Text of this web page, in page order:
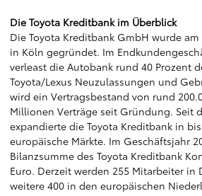
Die Toyota Kreditbank im Überblick
Die Toyota Kreditbank GmbH wurde am
in Köln gegründet. Im
verleast die Autobank rund 40 Prozent
Toyota/Lexus Neuzulassungen und
wird ein Vertragsbestand von rund
Millionen Verträge seit Gründung. Seit
expandierte die Toyota Kreditbank in
europäische Märkte. Im Geschäftsjahr
Bilanzsumme des Toyota Kreditbank
Euro. Derzeit werden 255 Mitarbeiter in
weitere 400 in den europäischen